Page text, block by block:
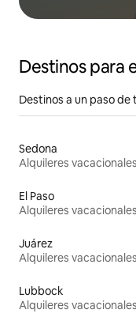
Destinos para
Destinos a un paso de
Sedona
Alquileres vacacionales
El Paso
Alquileres vacacionales
Juárez
Alquileres vacacionales
Lubbock
Alquileres vacacionales